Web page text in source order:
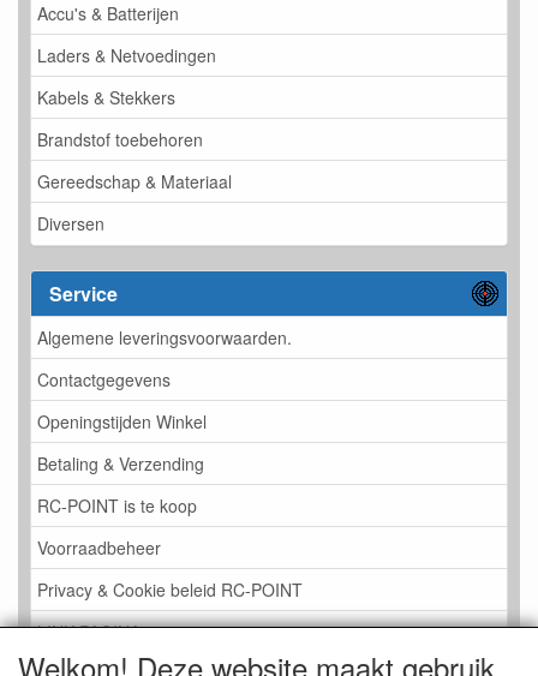
Accu's & Batterijen
Laders & Netvoedingen
Kabels & Stekkers
Brandstof toebehoren
Gereedschap & Materiaal
Diversen
Service
Algemene leveringsvoorwaarden.
Contactgegevens
Openingstijden Winkel
Betaling & Verzending
RC-POINT is te koop
Voorraadbeheer
Privacy & Cookie beleid RC-POINT
LINK PAGINA
Welkom! Deze website maakt gebruik